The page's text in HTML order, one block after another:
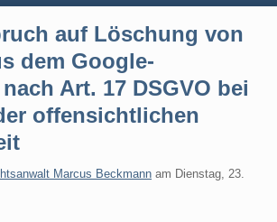
auf Löschung von
dem Google-
Art. 17 DSGVO bei
offensichtlichen
Marcus Beckmann am Dienstag, 23.